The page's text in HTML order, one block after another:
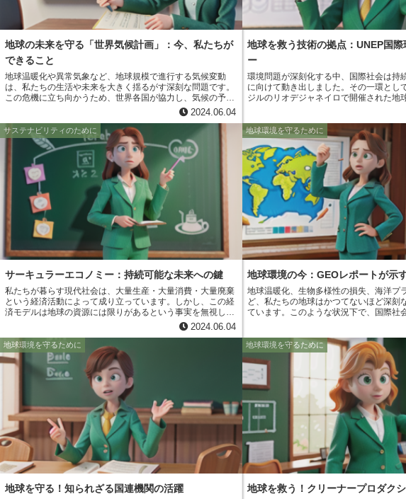
地球の未来を守る「世界気候計画」：今、私たちが
できること
地球温暖化や異常気象など、地球規模で進行する気候変動
は、私たちの生活や未来を大きく揺るがす深刻な問題です。
この危機に立ち向かうため、世界各国が協力し、気候の予測
可能性と管理可能性を高めるための取り組みが「世界気候計
て提唱され、世界気象機関（WMO）と国連環境計画
（UNEP）によって1980年に設立されました。 その目的
は、気候の変動と変化をより深く理解し、その情報を活用し
て社会経済や人々の安全を守ることにあります。 具体的に
は、世界中の気象機関が協力して気象観測やデータ交換を行
い、より精度の高い気候予測モデルを開発すること、そして
得られた情報を農業、水資源管理、防災などの分野に活用す
ることで、気候変動の影響への適応策を強化することを目指
しています。
2024.06.04
地球を救う技術の拠点：UNEP国際
ー
環境問題が深刻化する中、国際社会は持
に向けて動き出しました。その一環とし
ジルのリオデジャネイロで開催された地
て、UNEP国際環境技術センター（
定されました。UNEP-IETCは、開発途上
題の解決と持続可能な開発の促進を目的
UNEP-IETCは、日本政府の支援と国連環
協力の下、1994年に大阪に設立されまし
IETCは、廃棄物管理、水資源管理、気候
な分野において技術的な支援や政策提言
また、途上国の技術者や行政官を対象と
を実施することで、人材育成にも力を入
UNEP-IETCは、国際社会における環境技
役割を担い、持続可能な社会の実現に向
たしています。
サステナビリティのために
サーキュラーエコノミー：持続可能な未来への鍵
私たちが暮らす現代社会は、大量生産・大量消費・大量廃棄
という経済活動によって成り立っています。しかし、この経
済モデルは地球の資源には限りがあるという事実を無視し
た、持続不可能なものです。 そこで注目されているのが「サ
経済活動とは異なり、サーキュラーエコノミーは、資源をで
きるだけ長く使い続け、廃棄物を最小限に抑える循環型の経
済システムを目指しています。製品や材料を設計段階から見
直し、使用後も修理やリサイクルによって価値を保ち続ける
ことで、資源の枯渇や環境汚染といった問題の解決を目指し
2024.06.04
地球環境を守るために
地球環境の今：GEOレポートが示
地球温暖化、生物多様性の損失、海洋プ
ど、私たちの地球はかつてないほど深刻
ています。このような状況下で、国際社
る科学的知見を提供することを目的とし
されたのが「地球環境アセスメント（
Environment Outlook）プロジェクト」です。 GEOプ
クトは、世界中の350以上の専門家や研究
～7年ごとに地球環境に関する包括的な評
ポート」を作成しています。このレポー
データに基づいて、地球環境の現状分析
国際社会に対して政策提言を行う役割を
ため、GEOレポートは「地球環境の羅
際的な環境政策の決定に大きな影響を与
地球環境を守るために
地球を守る！知られざる国連機関の活躍
地球環境を守るために
地球を救う！クリーナープロダク